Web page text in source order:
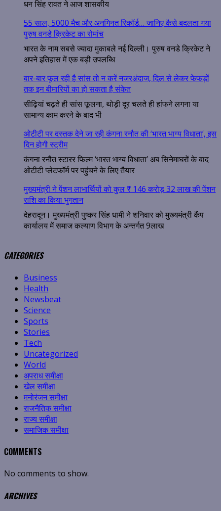
धन सिंह रावत ने आज शासकीय
55 साल, 5000 मैच और अनगिनत रिकॉर्ड… जानिए कैसे बदलता गया
पुरुष वनडे क्रिकेट का रोमांच
भारत के नाम सबसे ज्यादा मुकाबले नई दिल्ली। पुरुष वनडे क्रिकेट ने
अपने इतिहास में एक बड़ी उपलब्धि
बार-बार फूल रही है सांस तो न करें नजरअंदाज, दिल से लेकर फेफड़ों
तक इन बीमारियों का हो सकता है संकेत
सीढ़ियां चढ़ते ही सांस फूलना, थोड़ी दूर चलते ही हांफने लगना या
सामान्य काम करने के बाद भी
ओटीटी पर दस्तक देने जा रही कंगना रनौत की ‘भारत भाग्य विधाता’, इस
दिन होगी स्ट्रीम
कंगना रनौत स्टारर फिल्म ‘भारत भाग्य विधाता’ अब सिनेमाघरों के बाद
ओटीटी प्लेटफॉर्म पर पहुंचने के लिए तैयार
मुख्यमंत्री ने पेंशन लाभार्थियों को कुल ₹ 146 करोड़ 32 लाख की पेंशन
राशि का किया भुगतान
देहरादून। मुख्यमंत्री पुष्कर सिंह धामी ने शनिवार को मुख्यमंत्री कैंप
कार्यालय में समाज कल्याण विभाग के अन्तर्गत 9लाख
CATEGORIES
Business
Health
Newsbeat
Science
Sports
Stories
Tech
Uncategorized
World
अपराध समीक्षा
खेल समीक्षा
मनोरंजन समीक्षा
राजनैतिक समीक्षा
राज्य समीक्षा
समाजिक समीक्षा
COMMENTS
No comments to show.
ARCHIVES